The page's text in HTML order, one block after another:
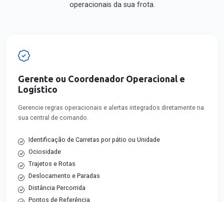
operacionais da sua frota.
Gerente ou Coordenador Operacional e
Logístico
Gerencie regras operacionais e alertas integrados diretamente na
sua central de comando.
Identificação de Carretas por pátio ou Unidade
Ociosidade
Trajetos e Rotas
Deslocamento e Paradas
Distância Percorrida
Pontos de Referência